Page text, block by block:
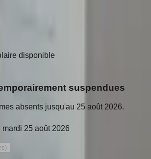
disponible
suspendues
absents jusqu'au 25 août 2026.
mardi 25 août 2026